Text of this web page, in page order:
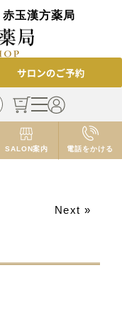
赤玉漢方薬局
SALON案内 電話をかける
Next »